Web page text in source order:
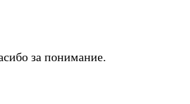
за понимание.